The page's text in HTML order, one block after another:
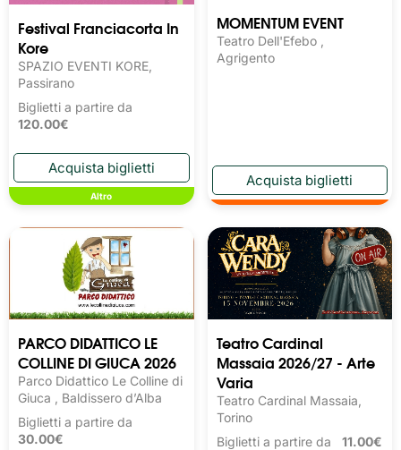
Festival Franciacorta In
Kore
SPAZIO EVENTI KORE,
Passirano
Biglietti a partire da
120.00€
Altro
MOMENTUM EVENT
Teatro Dell'Efebo ,
Agrigento
PARCO DIDATTICO LE
COLLINE DI GIUCA 2026
Parco Didattico Le Colline di
Giuca , Baldissero d’Alba
Biglietti a partire da
30.00€
Teatro Cardinal
Massaia 2026/27 - Arte
Varia
Teatro Cardinal Massaia,
Torino
Biglietti a partire da 11.00€